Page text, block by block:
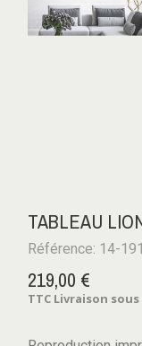
TABLEAU
Référence: 14-
219,00 €
TTC Livraison